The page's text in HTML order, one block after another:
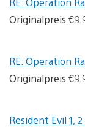
Originalpreis
RE: Operation
Originalpreis
Resident Evil 1,